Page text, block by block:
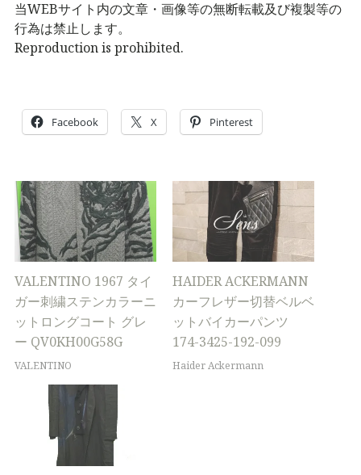
当WEBサイト内の文章・画像等の無断転載及び複製等の
行為は禁止します。
Reproduction is prohibited.
Facebook X Pinterest
VALENTINO 1967 タイ
ガー刺繍ステンカラーニ
ットロングコート グレ
ー QV0KH00G58G
VALENTINO
HAIDER ACKERMANN
カーフレザー切替ベルベ
ットバイカーパンツ
174-3425-192-099
Haider Ackermann